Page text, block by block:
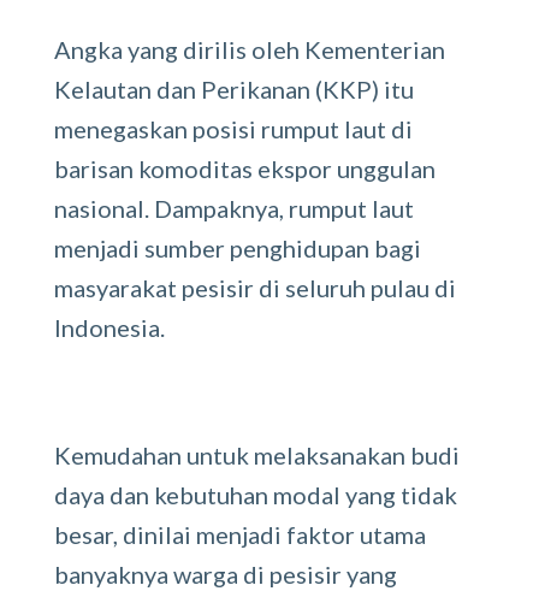
Angka yang dirilis oleh Kementerian
Kelautan dan Perikanan (KKP) itu
menegaskan posisi rumput laut di
barisan komoditas ekspor unggulan
nasional. Dampaknya, rumput laut
menjadi sumber penghidupan bagi
masyarakat pesisir di seluruh pulau di
Indonesia.
Kemudahan untuk melaksanakan budi
daya dan kebutuhan modal yang tidak
besar, dinilai menjadi faktor utama
banyaknya warga di pesisir yang